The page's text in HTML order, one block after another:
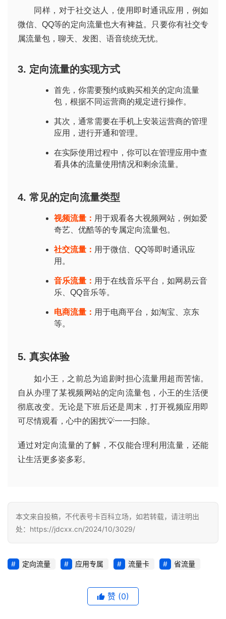
推
荐
号
码
增
值
同样，对于社交达人，使用即时通讯应用，例如
微信、QQ等的定向流量也大有裨益。只要你有社交专
属流量包，聊天、发图、语音统统无忧。
3. 定向流量的实现方式
首先，你需要预约或购买相关的定向流量
包，根据不同运营商的规定进行操作。
其次，通常需要在手机上安装运营商的管理
应用，进行开通和管理。
在实际使用过程中，你可以在管理应用中查
看具体的流量使用情况和剩余流量。
4. 常见的定向流量类型
视频流量： 用于观看各大视频网站，例如爱
奇艺、优酷等的专属定向流量包。
社交流量： 用于微信、QQ等即时通讯应
用。
音乐流量： 用于在线音乐平台，如网易云音
乐、QQ音乐等。
电商流量： 用于电商平台，如淘宝、京东
等。
5. 真实体验
如小王，之前总为追剧时担心流量用超而苦恼。
自从办理了某视频网站的定向流量包，小王的生活便
彻底改变。无论是下班后还是周末，打开视频应用即
可尽情观看，心中的困扰💡一一扫除。
通过对定向流量的了解，不仅能合理利用流量，还能
让生活更多姿多彩。
本文来自投稿，不代表号卡百科立场，如若转载，请注明出
处：https://jdcxx.cn/2024/10/3029/
定向流量 应用专属 流量卡 省流量
赞 (0)